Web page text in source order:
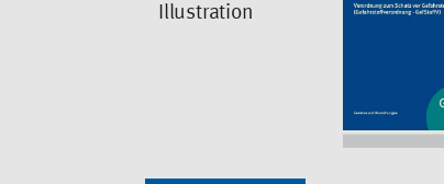
Illustration